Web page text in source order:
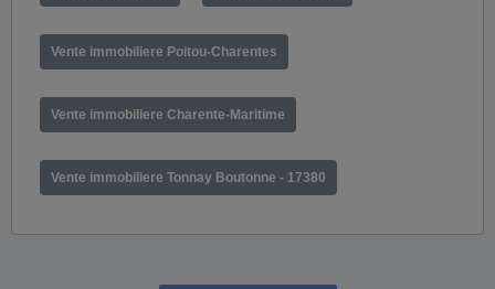
Vente immobiliere Poitou-Charentes
Vente immobiliere Charente-Maritime
Vente immobiliere Tonnay Boutonne - 17380